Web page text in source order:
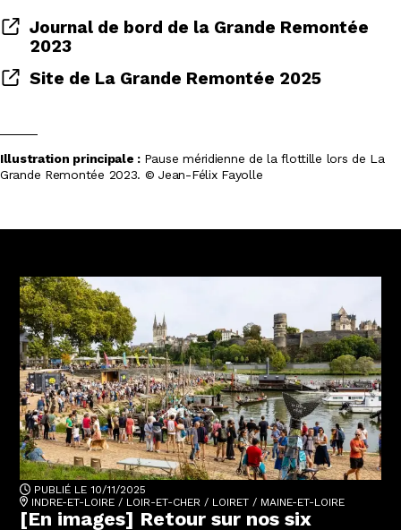
Journal de bord de la Grande Remontée
2023
Site de La Grande Remontée 2025
Illustration principale : Pause méridienne de la flottille lors de La
Grande Remontée 2023. © Jean-Félix Fayolle
PUBLIÉ LE 10/11/2025
INDRE-ET-LOIRE /LOIR-ET-CHER /LOIRET /MAINE-ET-LOIRE
[En images] Retour sur nos six